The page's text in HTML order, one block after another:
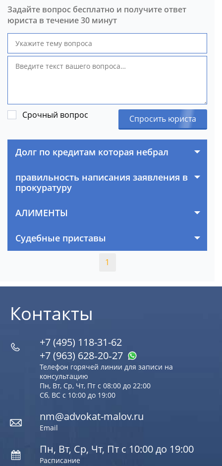
Задайте вопрос бесплатно и получите ответ
юриста в течение 30 минут
Срочный вопрос Спросить юриста
Долг по кредитам которая небрал
правильность написания заявления в
прокуратуру
АЛИМЕНТЫ
Судебные приставы
1
Контакты
+7 (495) 118-31-62
+7 (963) 628‑20‑27
Телефон горячей линии для записи на
консультацию
Пн, Вт, Ср, Чт, Пт с 08:00 до 22:00
Сб, ВС с 10:00 до 19:00
nm@advokat-malov.ru
Email
Пн, Вт, Ср, Чт, Пт с 10:00 до 19:00
Расписание